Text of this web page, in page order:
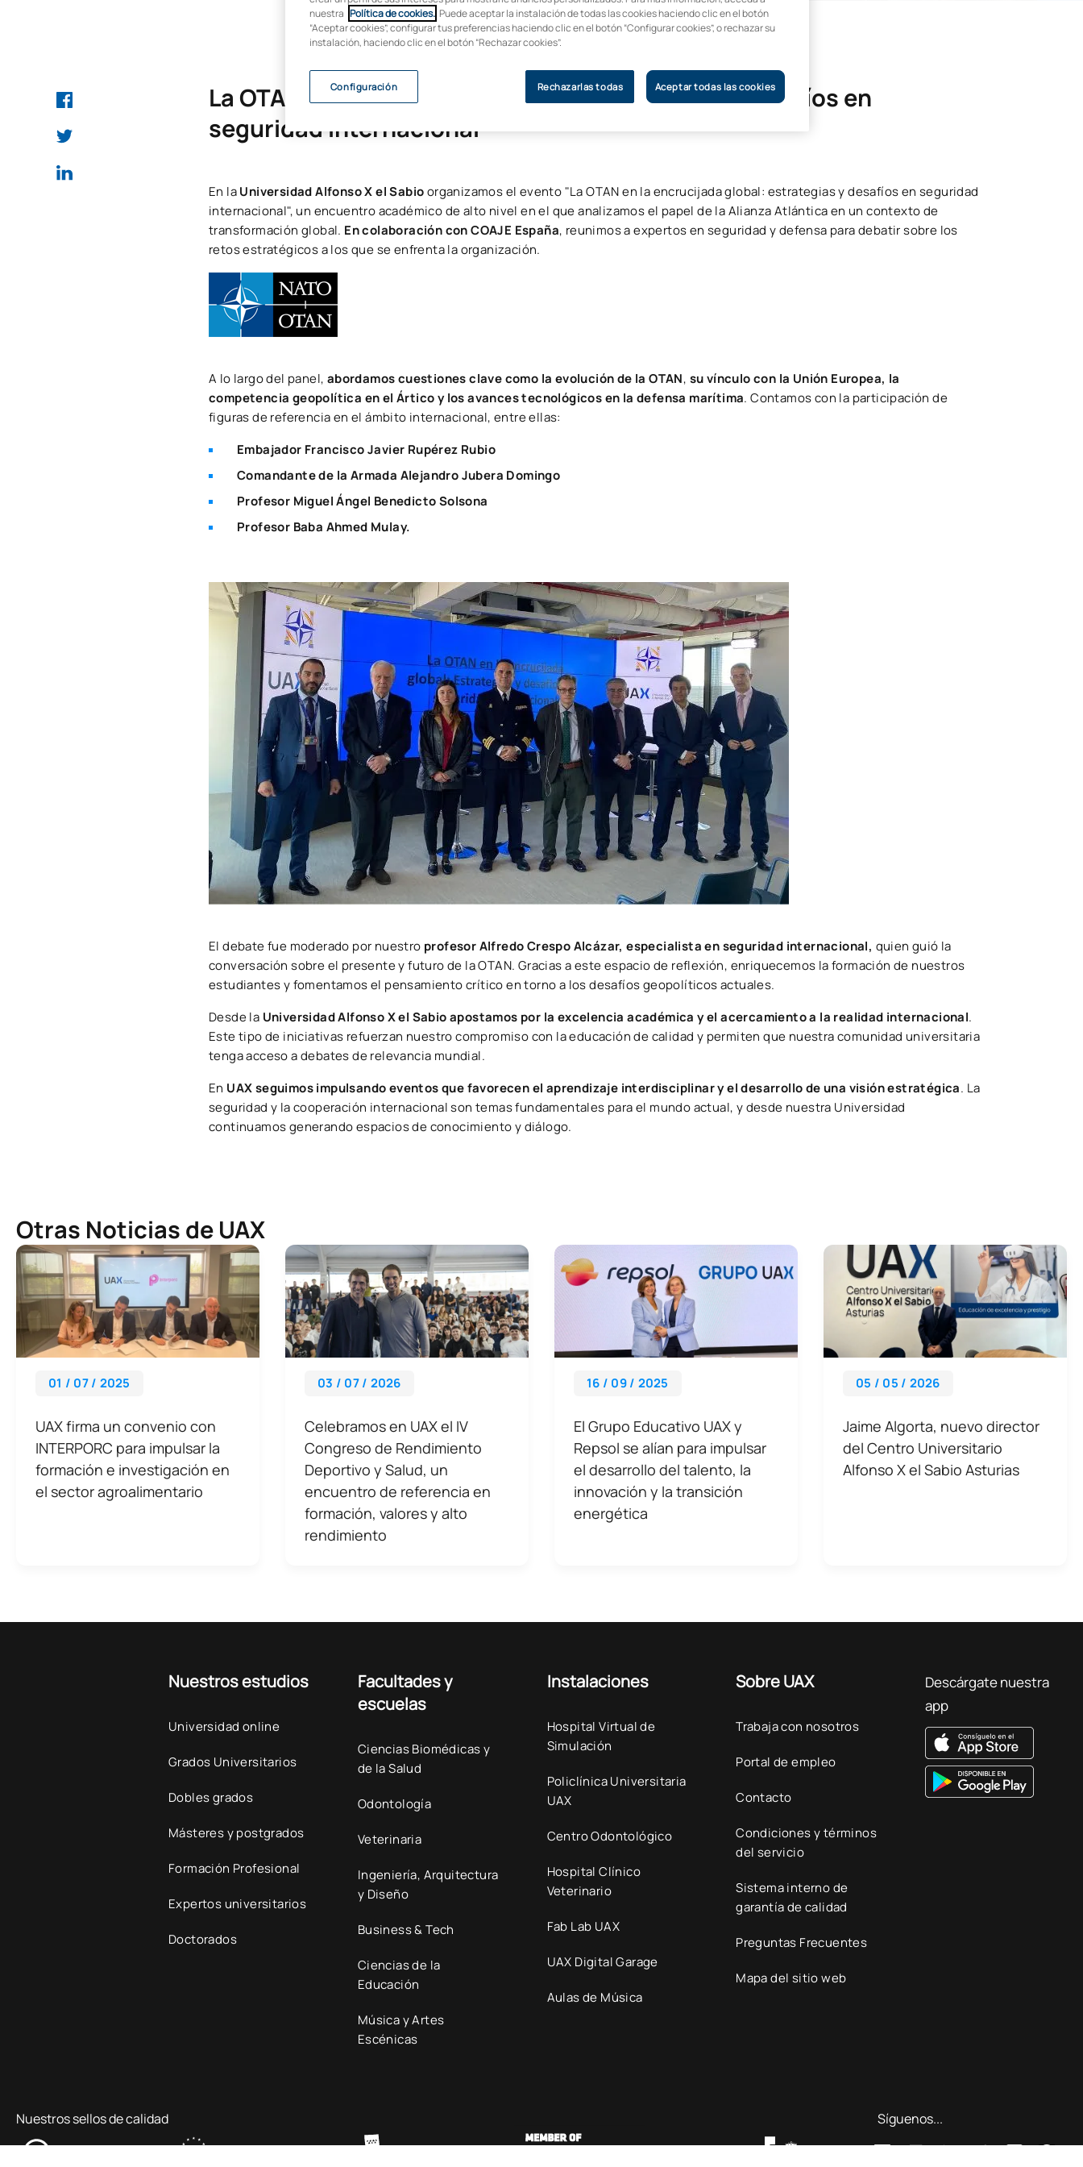
La OTAN en la encrucijada global: estrategias y desafíos en
seguridad internacional
En laUniversidad Alfonso X el Sabioorganizamos el evento "La OTAN en la encrucijada global: estrategias y desafíos en seguridad
internacional", un encuentro académico de alto nivel en el que analizamos el papel de la Alianza Atlántica en un contexto de
transformación global. En colaboración con COAJE España, reunimos a expertos en seguridad y defensa para debatir sobre los
retos estratégicos a los que se enfrenta la organización.
A lo largo del panel, abordamos cuestiones clave como la evolución de la OTAN, su vínculo con la Unión Europea, la
competencia geopolítica en el Ártico y los avances tecnológicos en la defensa marítima. Contamos con la participación de
figuras de referencia en el ámbito internacional, entre ellas:
Embajador Francisco Javier Rupérez Rubio
Comandante de la Armada Alejandro Jubera Domingo
Profesor Miguel Ángel Benedicto Solsona
Profesor Baba Ahmed Mulay.
El debate fue moderado por nuestro profesor Alfredo Crespo Alcázar, especialista en seguridad internacional, quien guió la
conversación sobre el presente y futuro de la OTAN. Gracias a este espacio de reflexión, enriquecemos la formación de nuestros
estudiantes y fomentamos el pensamiento crítico en torno a los desafíos geopolíticos actuales.
Desde la Universidad Alfonso X el Sabio apostamos por la excelencia académica y el acercamiento a la realidad internacional.
Este tipo de iniciativas refuerzan nuestro compromiso con la educación de calidad y permiten que nuestra comunidad universitaria
tenga acceso a debates de relevancia mundial.
En UAX seguimos impulsando eventos que favorecen el aprendizaje interdisciplinar y el desarrollo de una visión estratégica. La
seguridad y la cooperación internacional son temas fundamentales para el mundo actual, y desde nuestra Universidad
continuamos generando espacios de conocimiento y diálogo.
Otras Noticias de UAX
01 / 07 / 2025
UAX firma un convenio con
INTERPORC para impulsar la
formación e investigación en
el sector agroalimentario
03 / 07 / 2026
Celebramos en UAX el IV
Congreso de Rendimiento
Deportivo y Salud, un
encuentro de referencia en
formación, valores y alto
rendimiento
16 / 09 / 2025
El Grupo Educativo UAX y
Repsol se alían para impulsar
el desarrollo del talento, la
innovación y la transición
energética
05 / 05 / 2026
Jaime Algorta, nuevo director
del Centro Universitario
Alfonso X el Sabio Asturias
Nuestros estudios
Universidad online
Grados Universitarios
Dobles grados
Másteres y postgrados
Formación Profesional
Expertos universitarios
Doctorados
Facultades y
escuelas
Ciencias Biomédicas y
de la Salud
Odontología
Veterinaria
Ingeniería, Arquitectura
y Diseño
Business & Tech
Ciencias de la
Educación
Música y Artes
Escénicas
Instalaciones
Hospital Virtual de
Simulación
Policlínica Universitaria
UAX
Centro Odontológico
Hospital Clínico
Veterinario
Fab Lab UAX
UAX Digital Garage
Aulas de Música
Sobre UAX
Trabaja con nosotros
Portal de empleo
Contacto
Condiciones y términos
del servicio
Sistema interno de
garantía de calidad
Preguntas Frecuentes
Mapa del sitio web
Descárgate nuestra
app
Nuestros sellos de calidad Síguenos...
nuestra Política de cookies. . Puede aceptar la instalación de todas las cookies haciendo clic en el botón
“Aceptar cookies”, configurar tus preferencias haciendo clic en el botón “Configurar cookies”, o rechazar su
instalación, haciendo clic en el botón “Rechazar cookies”.
Rechazarlas todas Aceptar todas las cookies
Configuración